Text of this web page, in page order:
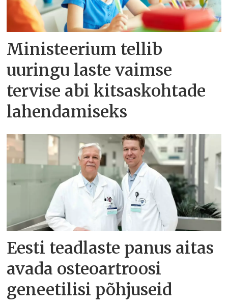
Ministeerium tellib
uuringu laste vaimse
tervise abi kitsaskohtade
lahendamiseks
Eesti teadlaste panus aitas
avada osteoartroosi
geneetilisi põhjuseid